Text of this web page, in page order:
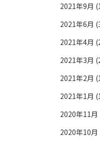
2021年9月
2021年6月
2021年4月
2021年3月
2021年2月
2021年1月
2020年11月
2020年10月